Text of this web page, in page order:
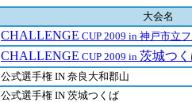
大会名
CHALLENGE CUP 2009 in 神戸市立
CHALLENGE CUP 2009 in 茨城つ
公式選手権 IN 奈良大和郡山
公式選手権 IN 茨城つくば